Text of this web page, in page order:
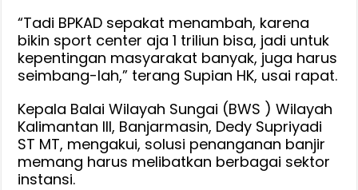
“Tadi BPKAD sepakat menambah, karena
bikin sport center aja 1 triliun bisa, jadi untuk
kepentingan masyarakat banyak, juga harus
seimbang-lah,” terang Supian HK, usai rapat.
Kepala Balai Wilayah Sungai (BWS ) Wilayah
Kalimantan III, Banjarmasin, Dedy Supriyadi
ST MT, mengakui, solusi penanganan banjir
memang harus melibatkan berbagai sektor
instansi.